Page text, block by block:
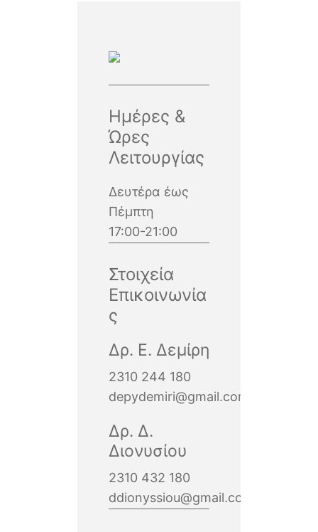
Ημέρες &
Ώρες
Λειτουργίας
Δευτέρα έως
Πέμπτη
17:00-21:00
Στοιχεία
Επικοινωνία
ς
Δρ. Ε. Δεμίρη
2310 244 180
depydemiri@gmail.com
Δρ. Δ.
Διονυσίου
2310 432 180
ddionyssiou@gmail.com